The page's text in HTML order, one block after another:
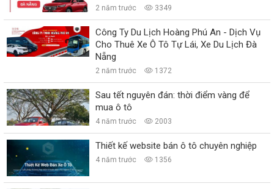
2 năm trước 3349
Công Ty Du Lịch Hoàng Phú An - Dịch Vụ
Cho Thuê Xe Ô Tô Tự Lái, Xe Du Lịch Đà
Nẵng
2 năm trước 1372
Sau tết nguyên đán: thời điểm vàng để
mua ô tô
4 năm trước 2003
Thiết kế website bán ô tô chuyên nghiệp
4 năm trước 1356